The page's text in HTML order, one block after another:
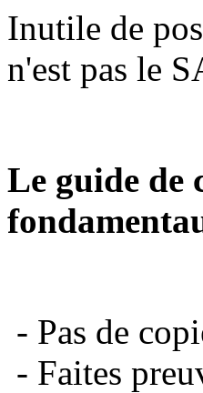
Inutile de
n'est pas le
Le guide de
- Pas de
- Faites